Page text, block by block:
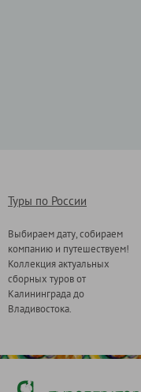
Туры по России
Выбираем дату, собираем
компанию и путешествуем!
Коллекция актуальных
сборных туров от
Калининграда до
Владивостока.